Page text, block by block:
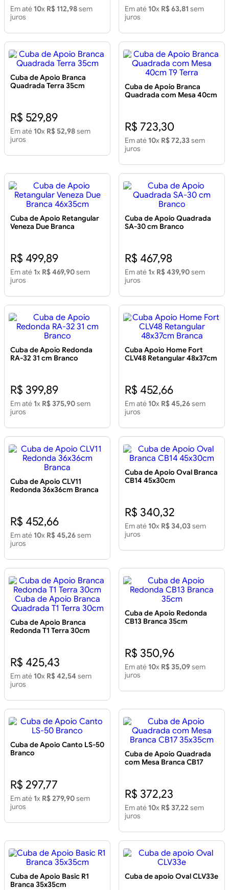
Em até 10x R$ 112,98sem
juros
Em até 10x R$ 63,81 sem
juros
Cuba de Apoio Branca
Quadrada Terra 35cm
R$ 529,89
Em até 10x R$ 52,98sem
juros
Cuba de Apoio Branca
Quadrada com Mesa 40cm
R$ 723,30
Em até 10x R$ 72,33sem
juros
Cuba de Apoio Retangular
Veneza Due Branca
R$ 499,89
Em até 1x R$ 469,90sem
juros
Cuba de Apoio Quadrada
SA-30 cm Branco
R$ 467,98
Em até 1x R$ 439,90sem
juros
Cuba de Apoio Redonda
RA-32 31 cm Branco
R$ 399,89
Em até 1x R$ 375,90sem
juros
Cuba Apoio Home Fort
CLV48 Retangular 48x37cm
R$ 452,66
Em até 10x R$ 45,26sem
juros
Cuba de Apoio CLV11
Redonda 36x36cm Branca
R$ 452,66
Em até 10x R$ 45,26sem
juros
Cuba de Apoio Oval Branca
CB14 45x30cm
R$ 340,32
Em até 10x R$ 34,03sem
juros
Cuba de Apoio Branca
Redonda T1 Terra 30cm
R$ 425,43
Em até 10x R$ 42,54 sem
juros
Cuba de Apoio Redonda
CB13 Branca 35cm
R$ 350,96
Em até 10x R$ 35,09sem
juros
Cuba de Apoio Canto LS-50
Branco
R$ 297,77
Em até 1x R$ 279,90sem
juros
Cuba de Apoio Quadrada
com Mesa Branca CB17
R$ 372,23
Em até 10x R$ 37,22 sem
juros
Cuba de Apoio Basic R1
Branca 35x35cm
Cuba de apoio Oval CLV33e